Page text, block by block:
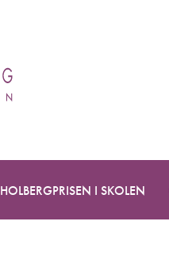
HOLBERGPRISEN I SKOLEN